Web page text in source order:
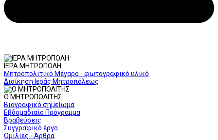
ΙΕΡΑ ΜΗΤΡΟΠΟΛΗ
Μητροπολιτικό Μέγαρο - φωτογραφικό υλικό
Διοίκηση Ιεράς Μητροπόλεως
Ο ΜΗΤΡΟΠΟΛΙΤΗΣ
Βιογραφικό σημείωμα
Εβδομαδιαίο Πρόγραμμα
Βραβεύσεις
Συγγραφικό έργο
Ομιλίες - Άρθρα